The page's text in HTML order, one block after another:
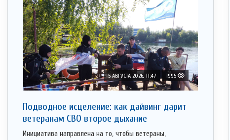
5 АВГУСТА 2026, 11:47 1995
Подводное исцеление: как дайвинг дарит
ветеранам СВО второе дыхание
Инициатива направлена на то, чтобы ветераны,